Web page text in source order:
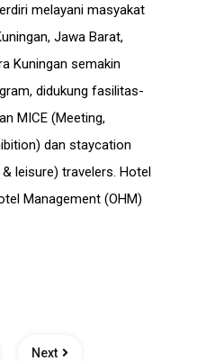
melayani masyakat
Jawa Barat,
Kuningan semakin
didukung fasilitas-
MICE (Meeting,
dan staycation
leisure) travelers. Hotel
Management (OHM)
Next